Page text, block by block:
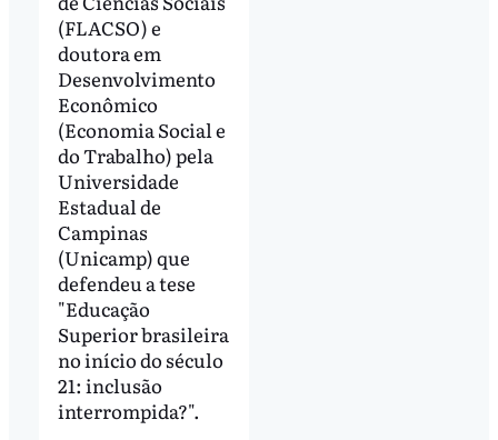
(FLACSO) e
doutora em
Desenvolvimento
Econômico
(Economia Social e
do Trabalho) pela
Universidade
Estadual de
Campinas
(Unicamp) que
defendeu a tese
"Educação
Superior brasileira
no início do século
21: inclusão
interrompida?".